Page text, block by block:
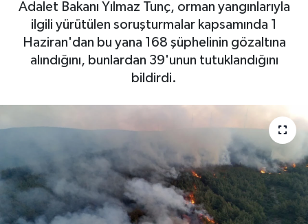
Adalet Bakanı Yılmaz Tunç, orman yangınlarıyla
ilgili yürütülen soruşturmalar kapsamında 1
Haziran'dan bu yana 168 şüphelinin gözaltına
alındığını, bunlardan 39'unun tutuklandığını
bildirdi.
Genel
Gündem
Siyaset
Spor